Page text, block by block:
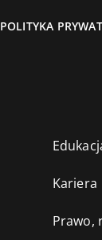
POLITYKA
Kariera
Prawo,